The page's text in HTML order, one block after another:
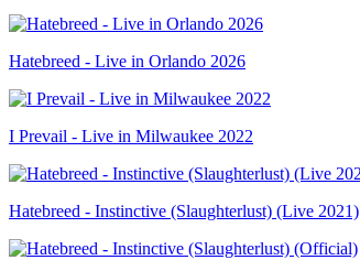
Hatebreed - Live in Orlando 2026
I Prevail - Live in Milwaukee 2022
Hatebreed - Instinctive (Slaughterlust) (Live 2021)